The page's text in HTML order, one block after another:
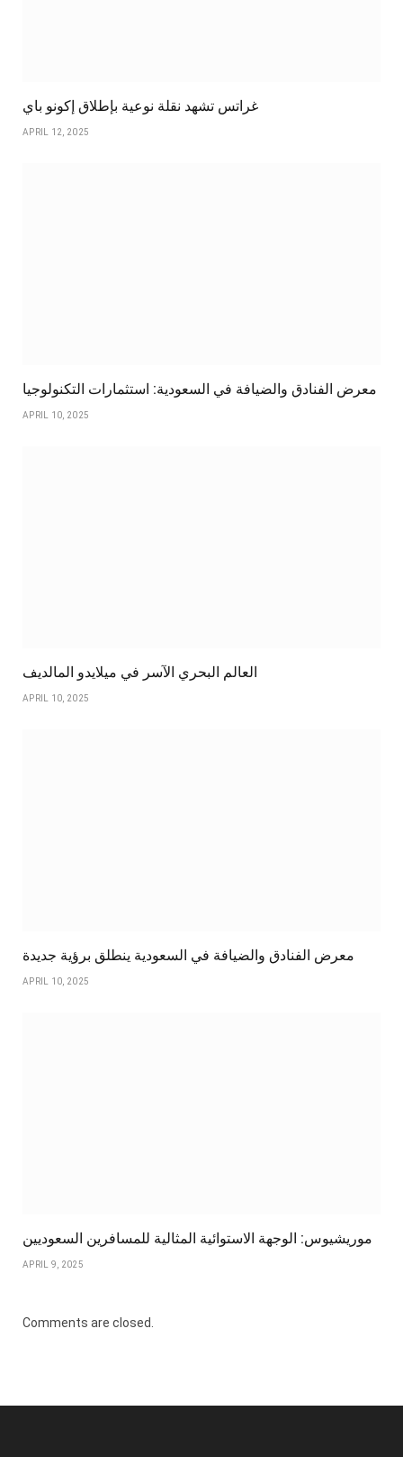
غراتس تشهد نقلة نوعية بإطلاق إكونو باي
APRIL 12, 2025
معرض الفنادق والضيافة في السعودية: استثمارات التكنولوجيا
APRIL 10, 2025
العالم البحري الآسر في ميلايدو المالديف
APRIL 10, 2025
معرض الفنادق والضيافة في السعودية ينطلق برؤية جديدة
APRIL 10, 2025
موريشيوس: الوجهة الاستوائية المثالية للمسافرين السعوديين
APRIL 9, 2025
Comments are closed.